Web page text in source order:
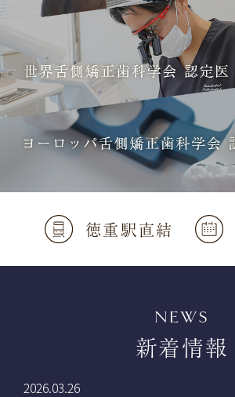
徳重駅直結
NEWS
新着情報
2026.03.26